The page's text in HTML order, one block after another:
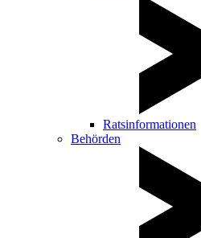
Ratsinformationen
Behörden